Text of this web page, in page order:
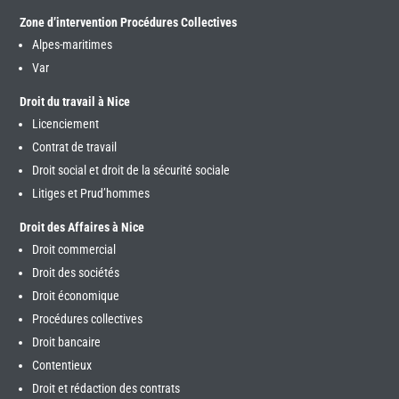
Zone d’intervention Procédures Collectives
Alpes-maritimes
Var
Droit du travail à Nice
Licenciement
Contrat de travail
Droit social et droit de la sécurité sociale
Litiges et Prud’hommes
Droit des Affaires à Nice
Droit commercial
Droit des sociétés
Droit économique
Procédures collectives
Droit bancaire
Contentieux
Droit et rédaction des contrats